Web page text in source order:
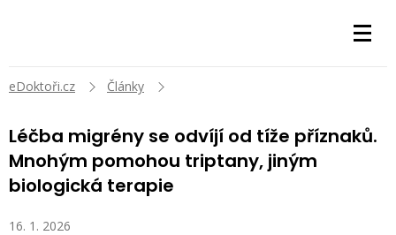
eDoktoři.cz Články
Léčba migrény se odvíjí od tíže příznaků.
Mnohým pomohou triptany, jiným
biologická terapie
16. 1. 2026